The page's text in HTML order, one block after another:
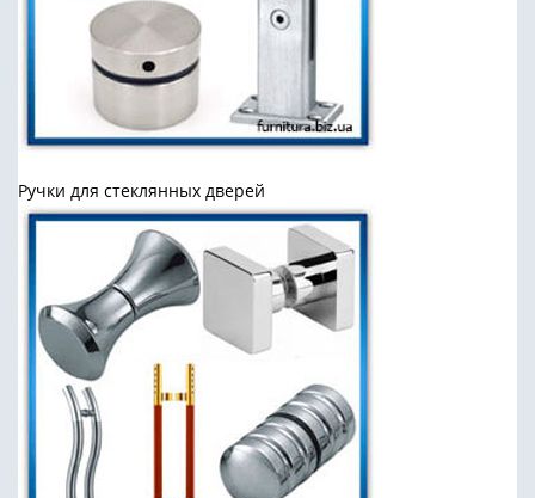
Ручки для стеклянных дверей